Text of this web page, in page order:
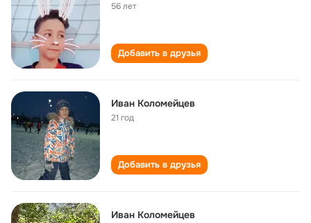
56 лет
Добавить в друзья
Иван Коломейцев
21 год
Добавить в друзья
Иван Коломейцев